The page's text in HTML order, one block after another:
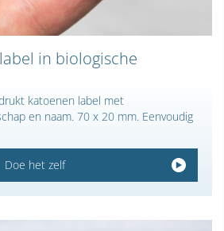
in biologische
katoenen label met
en naam. 70 x 20 mm. Eenvoudig
Doe het zelf